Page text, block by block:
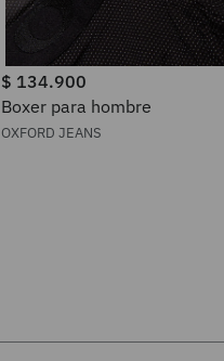
$ 134.900
Boxer para hombre
OXFORD JEANS